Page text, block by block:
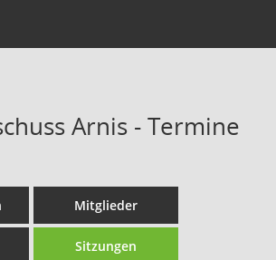
Arnis - Termine
Mitglieder
Sitzungen